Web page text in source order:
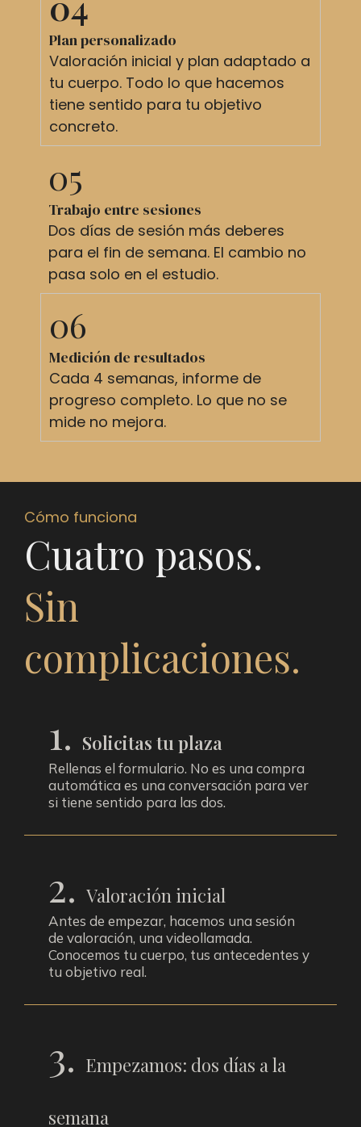
Plan personalizado
Valoración inicial y plan adaptado a
tu cuerpo. Todo lo que hacemos
tiene sentido para tu objetivo
concreto.
05
Trabajo entre sesiones
Dos días de sesión más deberes
para el fin de semana. El cambio no
pasa solo en el estudio.
06
Medición de resultados
Cada 4 semanas, informe de
progreso completo. Lo que no se
mide no mejora.
Cómo funciona
Cuatro pasos.
Sin
complicaciones.
1. Solicitas tu plaza
Rellenas el formulario. No es una compra
automática es una conversación para ver
si tiene sentido para las dos.
2. Valoración inicial
Antes de empezar, hacemos una sesión
de valoración, una videollamada.
Conocemos tu cuerpo, tus antecedentes y
tu objetivo real.
3. Empezamos: dos días a la
semana